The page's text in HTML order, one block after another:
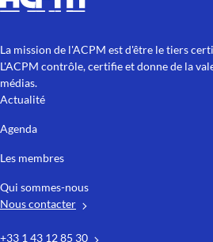
La mission de l'ACPM est d'être le tiers
L'ACPM contrôle, certifie et donne de la
médias.
Actualité
Agenda
Les membres
Qui sommes-nous
Nous contacter
+33 1 43 12 85 30